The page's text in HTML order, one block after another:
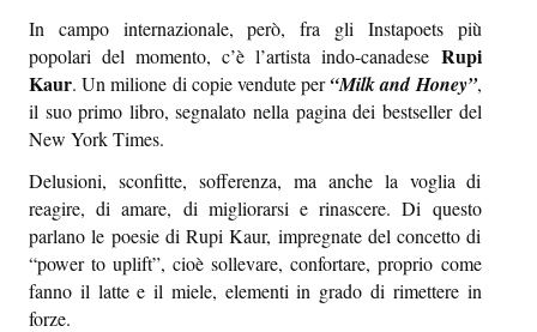
In campo internazionale, però, fra gli Instapoets più
popolari del momento, c’è l’artista indo-canadese Rupi
Kaur. Un milione di copie vendute per“Milk and Honey”,
il suo primo libro, segnalato nella pagina dei bestseller del
New York Times.
Delusioni, sconfitte, sofferenza, ma anche la voglia di
reagire, di amare, di migliorarsi e rinascere. Di questo
parlano le poesie di Rupi Kaur, impregnate del concetto di
“power to uplift”, cioè sollevare, confortare, proprio come
fanno il latte e il miele, elementi in grado di rimettere in
forze.